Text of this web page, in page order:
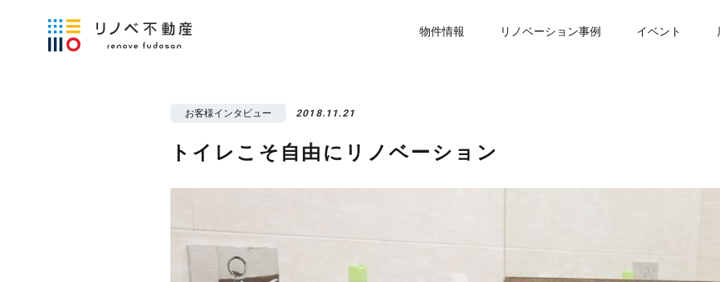
物件情報 リノベーション事例 イベント
お客様インタビュー 2018.11.21
トイレこそ自由にリノベーション